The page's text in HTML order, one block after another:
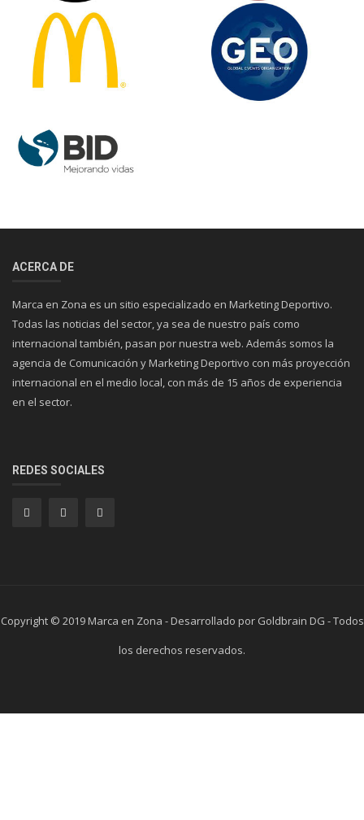
ACERCA DE
Marca en Zona es un sitio especializado en Marketing Deportivo.
Todas las noticias del sector, ya sea de nuestro país como
internacional también, pasan por nuestra web. Además somos la
agencia de Comunicación y Marketing Deportivo con más proyección
internacional en el medio local, con más de 15 años de experiencia
en el sector.
REDES SOCIALES
Copyright © 2019 Marca en Zona - Desarrollado por Goldbrain DG - Todos
los derechos reservados.